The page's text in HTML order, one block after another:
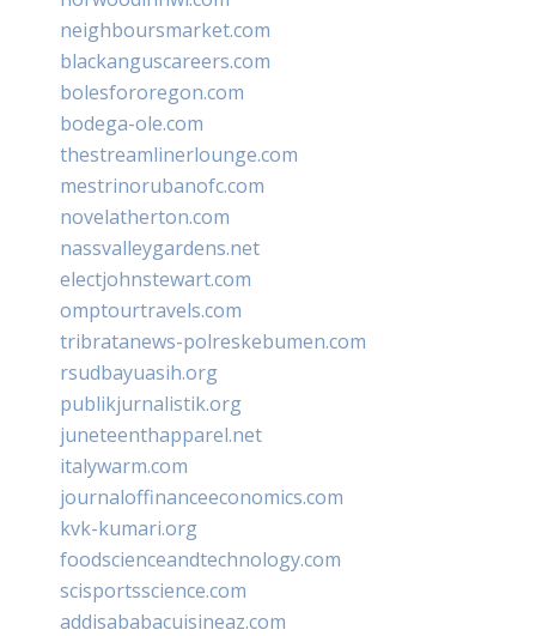
neighboursmarket.com
blackanguscareers.com
bolesfororegon.com
bodega-ole.com
thestreamlinerlounge.com
mestrinorubanofc.com
novelatherton.com
nassvalleygardens.net
electjohnstewart.com
omptourtravels.com
tribratanews-polreskebumen.com
rsudbayuasih.org
publikjurnalistik.org
juneteenthapparel.net
italywarm.com
journaloffinanceeconomics.com
kvk-kumari.org
foodscienceandtechnology.com
scisportsscience.com
addisababacuisineaz.com